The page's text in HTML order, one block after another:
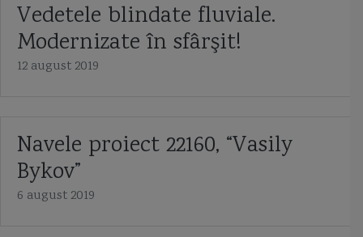
Vedetele blindate fluviale.
Modernizate în sfârşit!
12 august 2019
Navele proiect 22160, “Vasily
Bykov”
6 august 2019